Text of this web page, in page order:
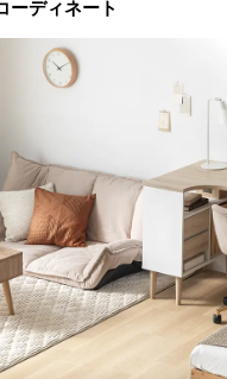
ーディネート